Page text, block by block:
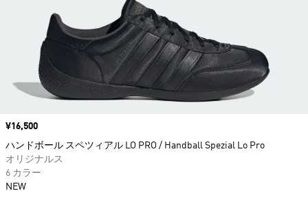
価格
¥16,500
ハンドボール スペツィアル LO PRO / Handball Spezial Lo Pro
オリジナルス
6 カラー
NEW